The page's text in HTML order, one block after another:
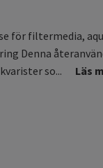
för filtermedia,
Denna
so...
Läs